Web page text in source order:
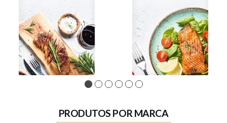
1 2 3 4 5 6
PRODUTOS POR MARCA